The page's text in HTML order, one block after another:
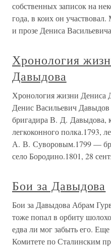
собственных записок на
года, в коих он
и прозе Дениса
Хронология
Давыдова
Хронология жизни
Денис Васильевич
бригадира В. Д. Давыдова,
легкоконного полка.1793,
А. В. Суворовым.1799 —
село Бородино.1801, 28
Бои за Давыдова
Бои за Давыдова Абрам
тоже попал в орбиту
едва ли мог забыть его.
Комитете по Сталинским